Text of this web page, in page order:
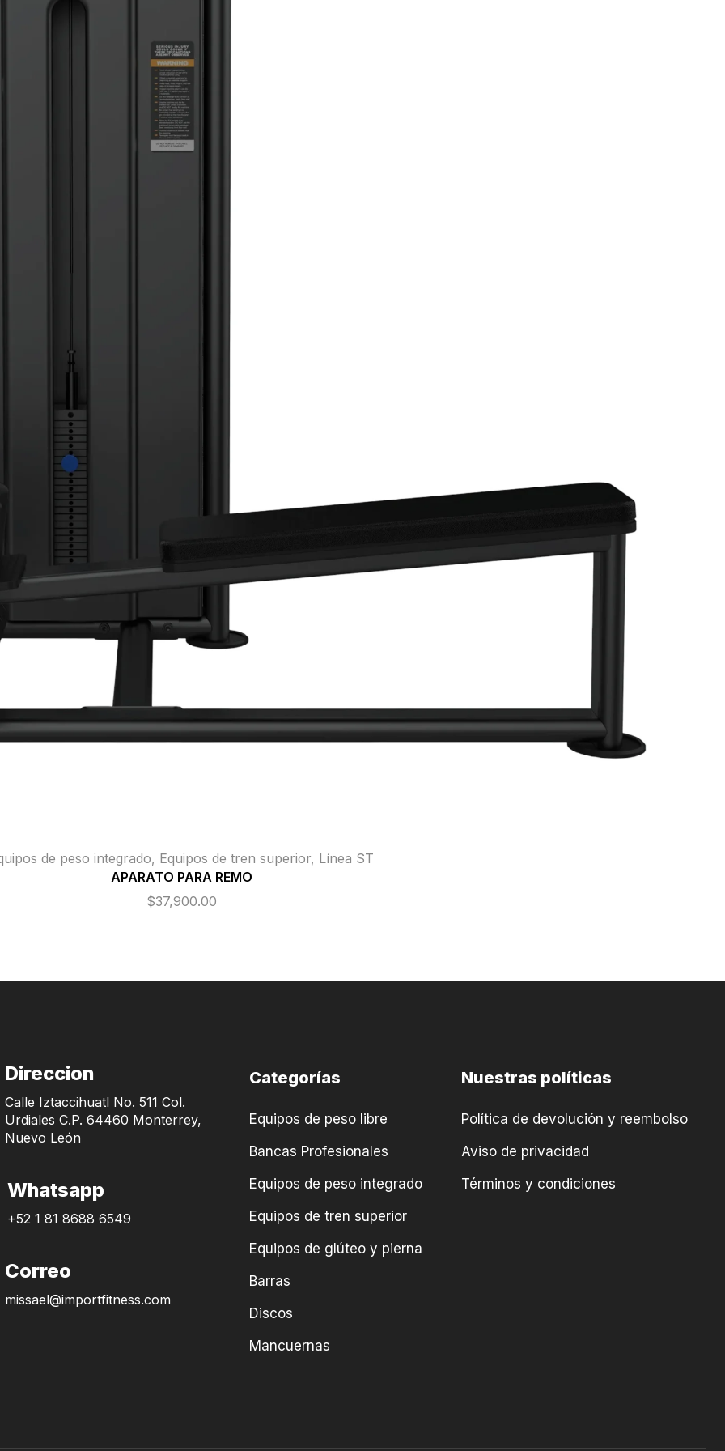
de peso integrado, Equipos de tren superior, Línea ST
APARATO PARA REMO
$37,900.00
Direccion
Calle Iztaccihuatl No. 511 Col.
Urdiales C.P. 64460 Monterrey,
Nuevo León
Whatsapp
+52 1 81 8688 6549
Correo
missael@importfitness.com
Categorías
Equipos de peso libre
Bancas Profesionales
Equipos de peso integrado
Equipos de tren superior
Equipos de glúteo y pierna
Barras
Discos
Mancuernas
Nuestras políticas
Política de devolución y reembolso
Aviso de privacidad
Términos y condiciones